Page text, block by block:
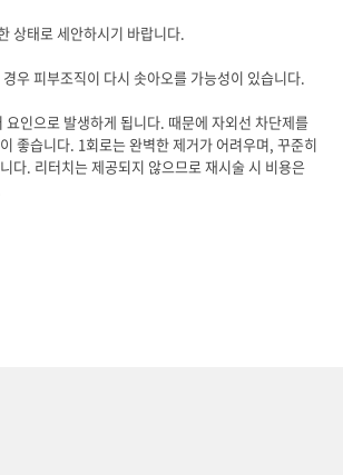
상태로 세안하시기 바랍니다.
우 피부조직이 다시 솟아오를 가능성이 있습니다.
요인으로 발생하게 됩니다. 때문에 자외선 차단제를
좋습니다. 1회로는 완벽한 제거가 어려우며, 꾸준히
다. 리터치는 제공되지 않으므로 재시술 시 비용은